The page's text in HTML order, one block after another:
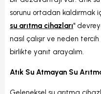
sorunu ortadan kaldırmak
su arıtma cihazları"
nasıl çalışır ve neden
birlikte yanıt arayalım.
Atık Su Atmayan Su